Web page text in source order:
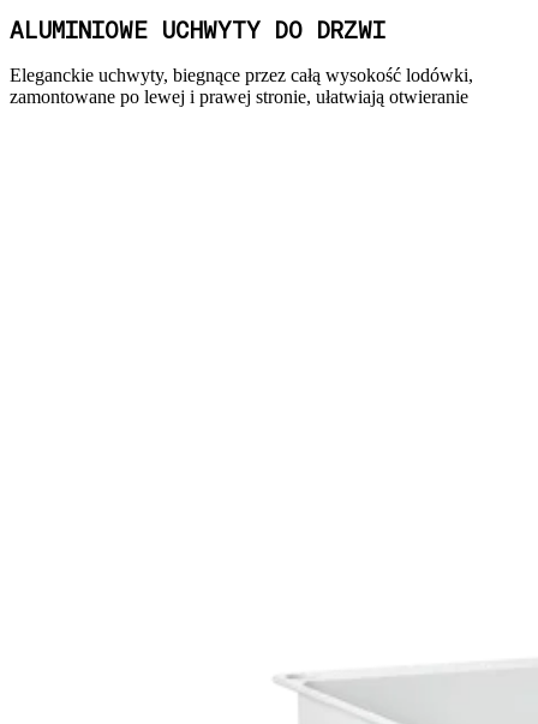
ALUMINIOWE UCHWYTY DO DRZWI
Eleganckie uchwyty, biegnące przez całą wysokość lodówki,
zamontowane po lewej i prawej stronie, ułatwiają otwieranie